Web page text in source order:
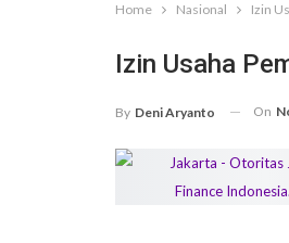
Home Nasional Izin
Izin Usaha
By Deni Aryanto On